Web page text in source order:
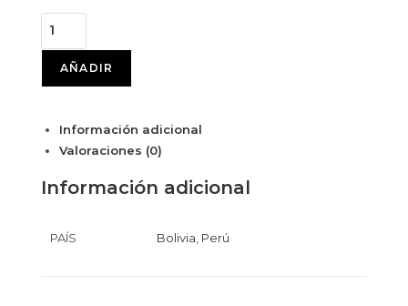
AÑADIR
Información adicional
Valoraciones (0)
Información adicional
PAÍS Bolivia Perú